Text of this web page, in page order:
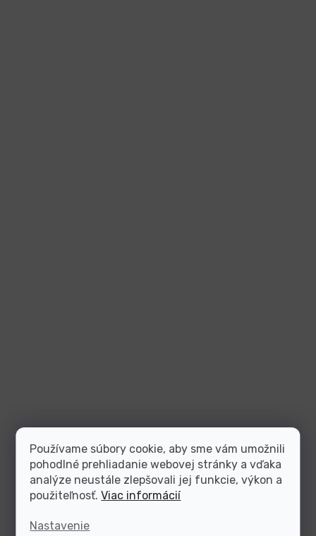
Používame súbory cookie, aby sme vám umožnili
pohodlné prehliadanie webovej stránky a vďaka
analýze neustále zlepšovali jej funkcie, výkon a
použiteľnosť.Viac informácií
Nastavenie